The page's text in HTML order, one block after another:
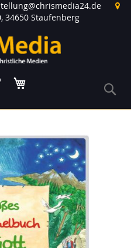
34650 Staufenberg